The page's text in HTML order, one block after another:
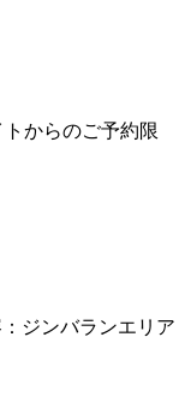
からのご予約限
ジンバランエリア